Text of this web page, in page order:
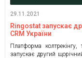
29.11.2021
Ringostat запускає
CRM України
Платформа колтрекінгу,
запускає другий